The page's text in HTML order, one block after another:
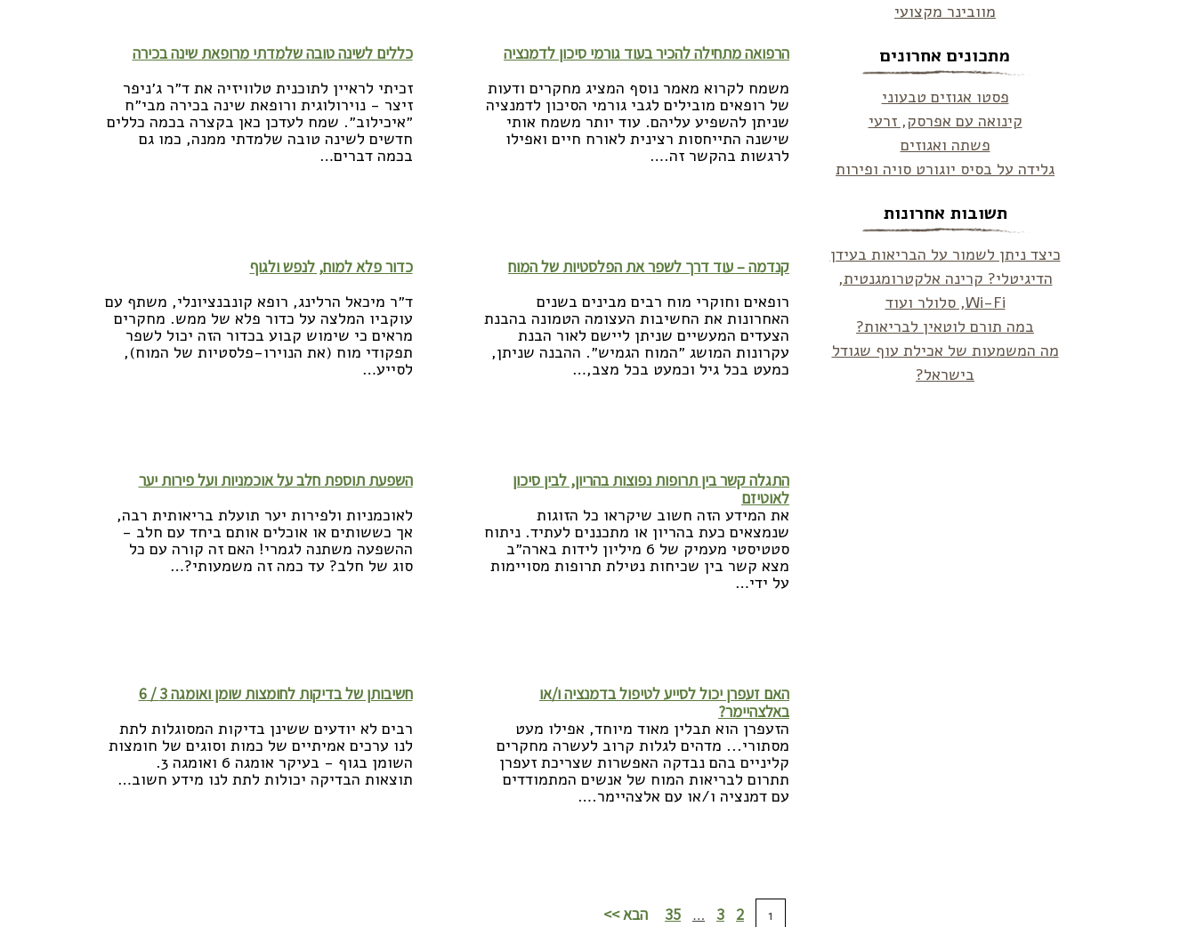
לקריאה נוספת >> לקריאה נוספת >> הרפואה מתחילה להכיר בעוד גורמי סיכון לדמנציה
משמח לקרוא מאמר נוסף המציג מחקרים ודעות
של רופאים מובילים לגבי גורמי הסיכון לדמנציה
שניתן להשפיע עליהם. עוד יותר משמח אותי
שישנה התייחסות רצינית לאורח חיים ואפילו
לרגשות בהקשר זה.…
לקריאה נוספת >>
כללים לשינה טובה שלמדתי מרופאת שינה בכירה
זכיתי לראיין לתוכנית טלוויזיה את ד״ר ג׳ניפר
זיצר - נוירולוגית ורופאת שינה בכירה מבי״ח
״איכילוב״. שמח לעדכן כאן בקצרה בכמה כללים
חדשים לשינה טובה שלמדתי ממנה, כמו גם
בכמה דברים…
לקריאה נוספת >> קנדמה – עוד דרך לשפר את הפלסטיות של המוח
רופאים וחוקרי מוח רבים מבינים בשנים
האחרונות את החשיבות העצומה הטמונה בהבנת
הצעדים המעשיים שניתן ליישם לאור הבנת
עקרונות המושג ״המוח הגמיש״. ההבנה שניתן,
כמעט בכל גיל וכמעט בכל מצב,…
לקריאה נוספת >>
כדור פלא למוח, לנפש ולגוף
ד״ר מיכאל הרלינג, רופא קונבנציונלי, משתף עם
עוקביו המלצה על כדור פלא של ממש. מחקרים
מראים כי שימוש קבוע בכדור הזה יכול לשפר
תפקודי מוח (את הנוירו-פלסטיות של המוח),
לסייע…
לקריאה נוספת >>
התגלה קשר בין תרופות נפוצות בהריון, לבין סיכון
לאוטיזם
את המידע הזה חשוב שיקראו כל הזוגות
שנמצאים כעת בהריון או מתכננים לעתיד. ניתוח
סטטיסטי מעמיק של 6 מיליון לידות בארה״ב
מצא קשר בין שכיחות נטילת תרופות מסויימות
על ידי…
לקריאה נוספת >>
השפעת תוספת חלב על אוכמניות ועל פירות יער
לאוכמניות ולפירות יער תועלת בריאותית רבה,
אך כששותים או אוכלים אותם ביחד עם חלב -
ההשפעה משתנה לגמרי! האם זה קורה עם כל
סוג של חלב? עד כמה זה משמעותי?…
לקריאה נוספת >>
האם זעפרן יכול לסייע לטיפול בדמנציה ו/או
באלצהיימר?
הזעפרן הוא תבלין מאוד מיוחד, אפילו מעט
מסתורי... מדהים לגלות קרוב לעשרה מחקרים
קליניים בהם נבדקה האפשרות שצריכת זעפרן
תתרום לבריאות המוח של אנשים המתמודדים
עם דמנציה ו/או עם אלצהיימר.…
לקריאה נוספת >>
חשיבותן של בדיקות לחומצות שומן ואומגה 3 / 6
רבים לא יודעים ששינן בדיקות המסוגלות לתת
לנו ערכים אמיתיים של כמות וסוגים של חומצות
השומן בגוף - בעיקר אומגה 6 ואומגה 3.
תוצאות הבדיקה יכולות לתת לנו מידע חשוב…
1
2
3
…
35 הבא >>
מוובינר מקצועי
מתכונים אחרונים
פסטו אגוזים טבעוני
קינואה עם אפרסק, זרעי
פשתה ואגוזים
גלידה על בסיס יוגורט סויה ופירות
תשובות אחרונות
כיצד ניתן לשמור על הבריאות בעידן
הדיגיטלי? קרינה אלקטרומגנטית,
Wi-Fi, סלולר ועוד
במה תורם לוטאין לבריאות?
מה המשמעות של אכילת עוף שגודל
בישראל?